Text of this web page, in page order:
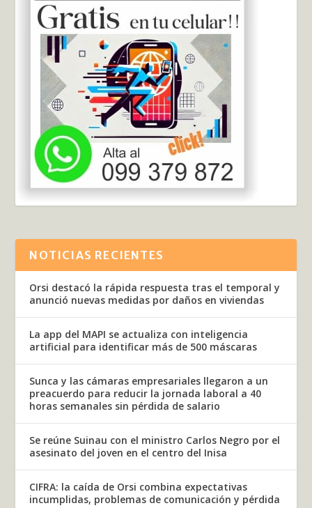
NOTICIAS RECIENTES
Orsi destacó la rápida respuesta tras el temporal y
anunció nuevas medidas por daños en viviendas
La app del MAPI se actualiza con inteligencia
artificial para identificar más de 500 máscaras
Sunca y las cámaras empresariales llegaron a un
preacuerdo para reducir la jornada laboral a 40
horas semanales sin pérdida de salario
Se reúne Suinau con el ministro Carlos Negro por el
asesinato del joven en el centro del Inisa
CIFRA: la caída de Orsi combina expectativas
incumplidas, problemas de comunicación y pérdida